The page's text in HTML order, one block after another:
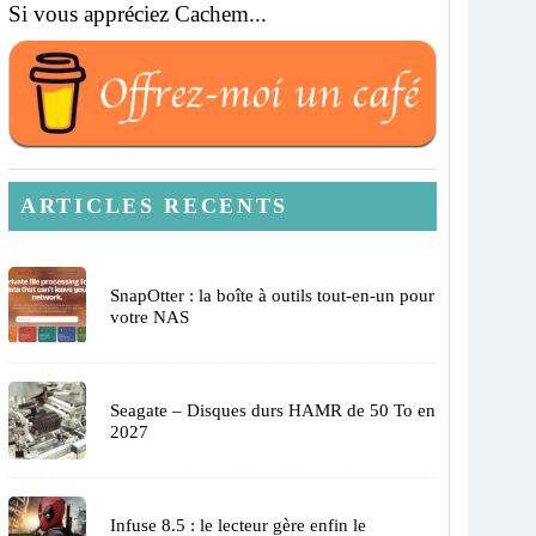
Si vous appréciez Cachem...
ARTICLES RECENTS
SnapOtter : la boîte à outils tout-en-un pour
votre NAS
Seagate – Disques durs HAMR de 50 To en
2027
Infuse 8.5 : le lecteur gère enfin le